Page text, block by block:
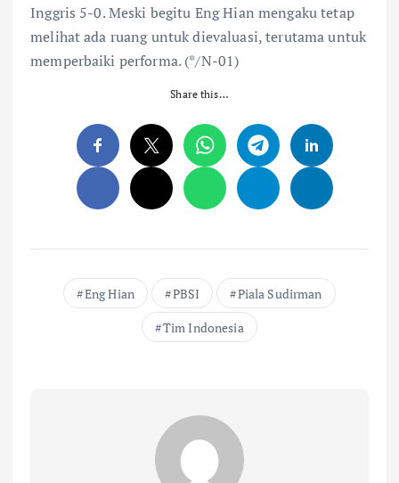
Inggris 5-0. Meski begitu Eng Hian mengaku tetap
melihat ada ruang untuk dievaluasi, terutama untuk
memperbaiki performa. (*/N-01)
Share this…
Eng Hian PBSI
Piala Sudirman
Tim Indonesia